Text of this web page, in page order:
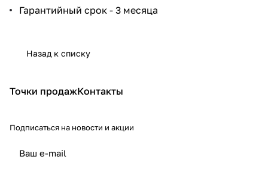
Гарантийный срок - 3 месяца
Назад к списку
Точки продажКонтакты
Подписаться на новости и акции